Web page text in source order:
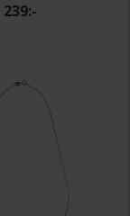
239:-